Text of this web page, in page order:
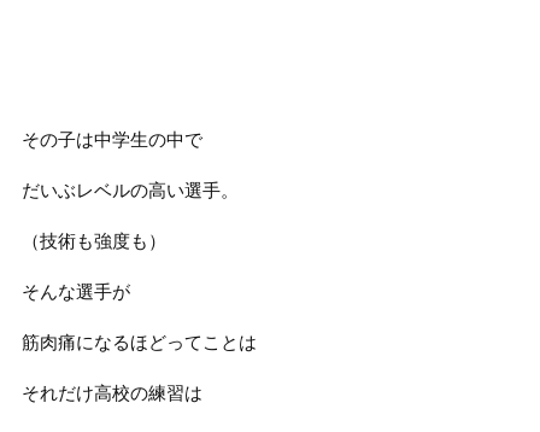
その子は中学生の中で
だいぶレベルの高い選手。
（技術も強度も）
そんな選手が
筋肉痛になるほどってことは
それだけ高校の練習は